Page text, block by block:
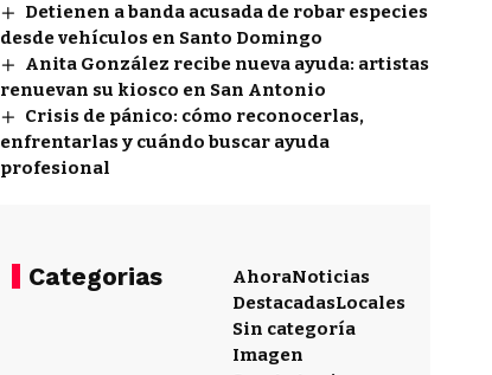
Detienen a banda acusada de robar especies
desde vehículos en Santo Domingo
Anita González recibe nueva ayuda: artistas
renuevan su kiosco en San Antonio
Crisis de pánico: cómo reconocerlas,
enfrentarlas y cuándo buscar ayuda
profesional
Categorias AhoraNoticias
DestacadasLocales
Sin categoría
Imagen